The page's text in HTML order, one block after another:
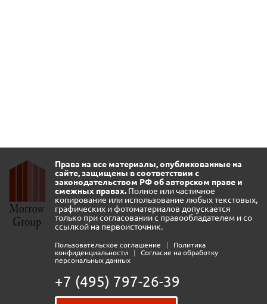
Права на все материалы, опубликованные на
сайте, защищены в соответствии с
законодательством РФ об авторском праве и
смежных правах. Полное или частичное
копирование или использование любых текстовых,
графических и фотоматериалов допускается
только при согласовании с правообладателем и со
ссылкой на первоисточник.
Пользовательское соглашение |
Политика
конфиденциальности
|
Согласие на обработку
персональных данных
+7 (495) 797-26-39